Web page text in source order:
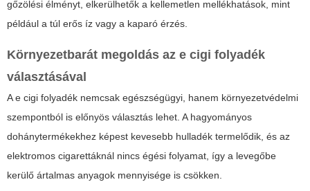
gőzölési élményt, elkerülhetők a kellemetlen mellékhatások, mint
például a túl erős íz vagy a kaparó érzés.
Környezetbarát megoldás az e cigi folyadék
választásával
Ae cigi folyadék nemcsak egészségügyi, hanem környezetvédelmi
szempontból is előnyös választás lehet. A hagyományos
dohánytermékekhez képest kevesebb hulladék termelődik, és az
elektromos cigarettáknál nincs égési folyamat, így a levegőbe
kerülő ártalmas anyagok mennyisége is csökken.